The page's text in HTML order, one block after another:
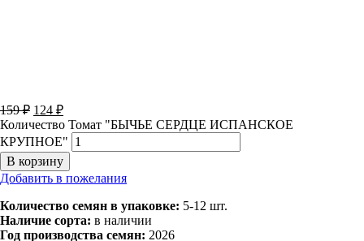
159₽ 124 ₽
Количество Томат "БЫЧЬЕ СЕРДЦЕ ИСПАНСКОЕ
КРУПНОЕ"
В корзину
Добавить в пожелания
Количество семян в упаковке: 5-12 шт.
Наличие сорта: в наличии
Год производства семян: 2026